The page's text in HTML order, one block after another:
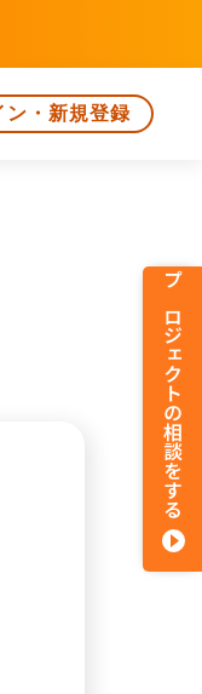
ン・新規登録
プロジェクトの相談をする